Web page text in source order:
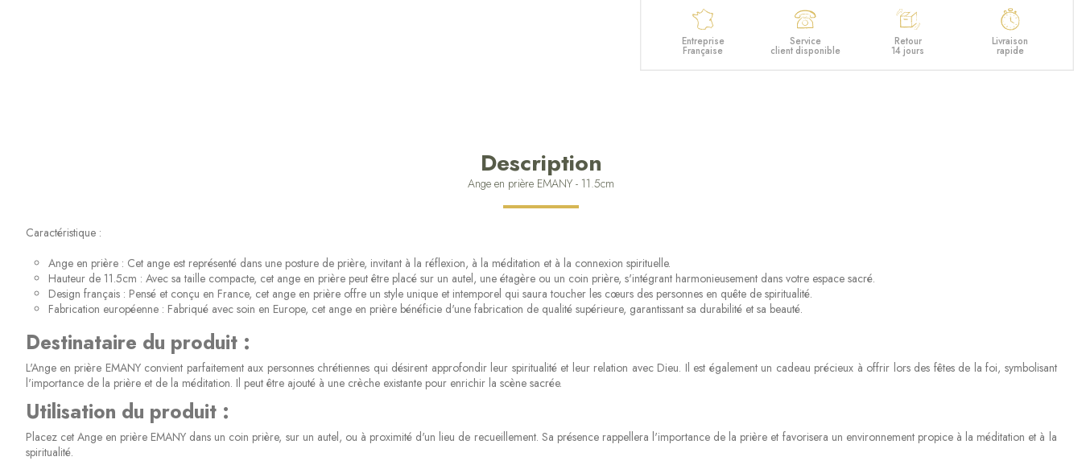
Entreprise
Française
Service
client disponible
Retour
14 jours
Livraison
rapide
Description
Ange en prière EMANY - 11.5cm
Caractéristique :
Ange en prière : Cet ange est représenté dans une posture de prière, invitant à la réflexion, à la méditation et à la connexion spirituelle.
Hauteur de 11.5cm : Avec sa taille compacte, cet ange en prière peut être placé sur un autel, une étagère ou un coin prière, s'intégrant harmonieusement dans votre espace sacré.
Design français : Pensé et conçu en France, cet ange en prière offre un style unique et intemporel qui saura toucher les cœurs des personnes en quête de spiritualité.
Fabrication européenne : Fabriqué avec soin en Europe, cet ange en prière bénéficie d'une fabrication de qualité supérieure, garantissant sa durabilité et sa beauté.
Destinataire du produit :
L'Ange en prière EMANY convient parfaitement aux personnes chrétiennes qui désirent approfondir leur spiritualité et leur relation avec Dieu. Il est également un cadeau précieux à offrir lors des fêtes de la foi, symbolisant
l'importance de la prière et de la méditation. Il peut être ajouté à une crèche existante pour enrichir la scène sacrée.
Utilisation du produit :
Placez cet Ange en prière EMANY dans un coin prière, sur un autel, ou à proximité d'un lieu de recueillement. Sa présence rappellera l'importance de la prière et favorisera un environnement propice à la méditation et à la
spiritualité.